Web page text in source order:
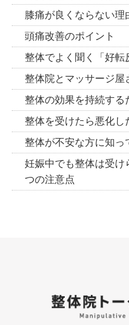
膝痛が良くならない理
頭痛改善のポイント
整体でよく聞く「好転
整体院とマッサージ屋
整体の効果を持続する
整体を受けたら悪化
整体が不安な方に知っ
妊娠中でも整体は受け
つの注意点